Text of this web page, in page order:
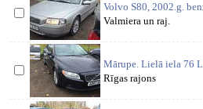
Volvo S80, 2002.g.
Valmiera un raj.
Mārupe. Lielā iela 76
Rīgas rajons